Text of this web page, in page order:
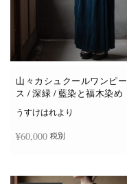
山々カシュクールワンピー
ス / 深緑 / 藍染と福木染め
うすけはれより
¥60,000 税別